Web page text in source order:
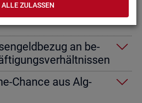
ALLE ZULASSEN
Re­gel­leis­tungs­be­
an be­
Chan­ce aus Alg-